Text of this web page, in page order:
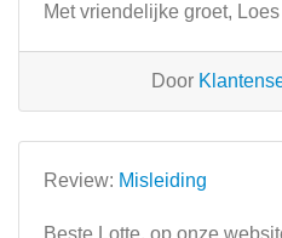
Met vriendelijke groet,
Door
Review: Misleiding
Beste Lotte, op onze